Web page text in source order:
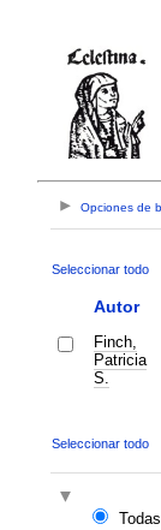
Opciones de
Seleccionar todo
Autor
Finch,
Patricia
S.
Seleccionar todo